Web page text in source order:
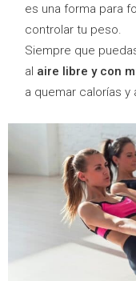
es una forma para
controlar tu peso.
Siempre que
al aire libre y con
a quemar calorías